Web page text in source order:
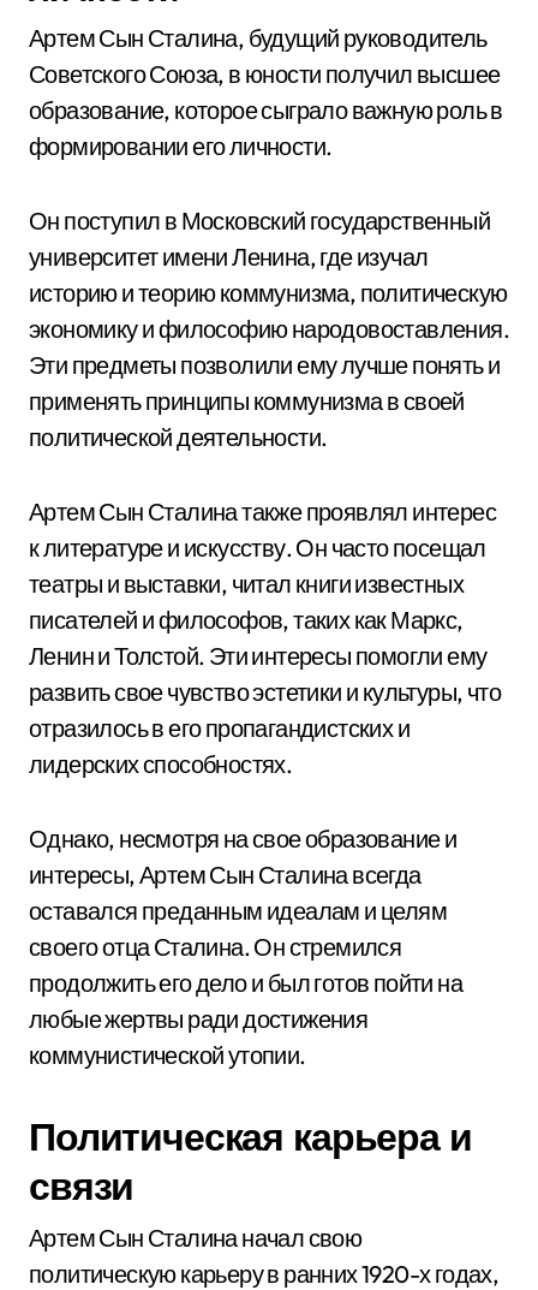
Артем Сын Сталина, будущий руководитель
Советского Союза, в юности получил высшее
образование, которое сыграло важную роль в
формировании его личности.
Он поступил в Московский государственный
университет имени Ленина, где изучал
историю и теорию коммунизма, политическую
экономику и философию народовоставления.
Эти предметы позволили ему лучше понять и
применять принципы коммунизма в своей
политической деятельности.
Артем Сын Сталина также проявлял интерес
к литературе и искусству. Он часто посещал
театры и выставки, читал книги известных
писателей и философов, таких как Маркс,
Ленин и Толстой. Эти интересы помогли ему
развить свое чувство эстетики и культуры, что
отразилось в его пропагандистских и
лидерских способностях.
Однако, несмотря на свое образование и
интересы, Артем Сын Сталина всегда
оставался преданным идеалам и целям
своего отца Сталина. Он стремился
продолжить его дело и был готов пойти на
любые жертвы ради достижения
коммунистической утопии.
Политическая карьера и
связи
Артем Сын Сталина начал свою
политическую карьеру в ранних 1920-х годах,